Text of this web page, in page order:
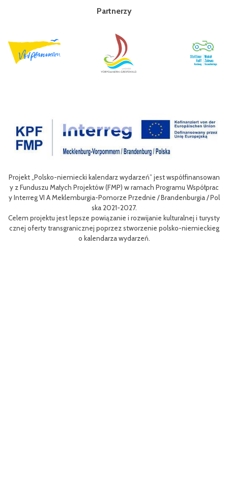
Partnerzy
współfinansowan
Współprac
/ Pol
i turysty
niemieckieg
Celem III Polsko-Niemieckich Dni Turystyki
nie oferty turystycznej oraz ułatwienie
niej dla mieszkańców obszaru Euroregionu Pomerania
w odwiedzających region.
Efektem planowanych działań jest przybliżenie
m rowerów możliwości różnych tras oraz miejsc do
aangażowanie prawdziwych rowerowych pasjonatów